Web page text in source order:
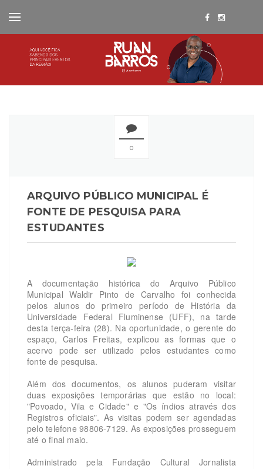
0
ARQUIVO PÚBLICO MUNICIPAL É
FONTE DE PESQUISA PARA
ESTUDANTES
A documentação histórica do Arquivo Público
Municipal Waldir Pinto de Carvalho foi conhecida
pelos alunos do primeiro período de História da
Universidade Federal Fluminense (UFF), na tarde
desta terça-feira (28). Na oportunidade, o gerente do
espaço, Carlos Freitas, explicou as formas que o
acervo pode ser utilizado pelos estudantes como
fonte de pesquisa.
Além dos documentos, os alunos puderam visitar
duas exposições temporárias que estão no local:
"Povoado, Vila e Cidade" e "Os índios através dos
Registros oficiais". As visitas podem ser agendadas
pelo telefone 98806-7129. As exposições prosseguem
até o final maio.
Administrado pela Fundação Cultural Jornalista